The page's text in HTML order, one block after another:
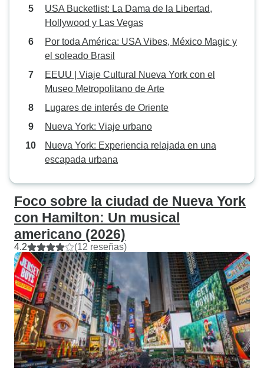
USA Bucketlist: La Dama de la Libertad,
Hollywood y Las Vegas
Por toda América: USA Vibes, México Magic y
el soleado Brasil
EEUU | Viaje Cultural Nueva York con el
Museo Metropolitano de Arte
Lugares de interés de Oriente
Nueva York: Viaje urbano
Nueva York: Experiencia relajada en una
escapada urbana
Foco sobre la ciudad de Nueva York
con Hamilton: Un musical
americano (2026)
4.2 (12 reseñas)